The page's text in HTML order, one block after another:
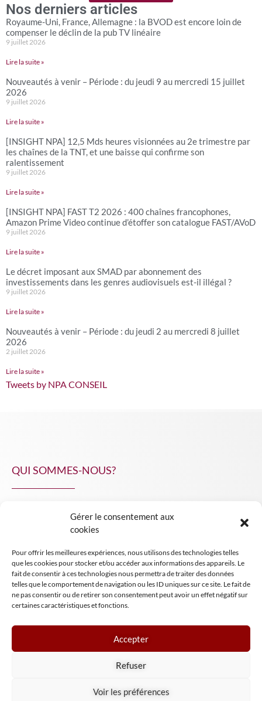
Gérer le consentement aux
cookies
Pour offrir les meilleures expériences, nous utilisons des technologies telles
que les cookies pour stocker et/ou accéder aux informations des appareils. Le
fait de consentir à ces technologies nous permettra de traiter des données
telles que le comportement de navigation ou les ID uniques sur ce site. Le fait de
ne pas consentir ou de retirer son consentement peut avoir un effet négatif sur
certaines caractéristiques et fonctions.
Accepter
Refuser
Voir les préférences
Nos derniers articles
Royaume-Uni, France, Allemagne : la BVOD est encore loin de
compenser le déclin de la pub TV linéaire
9 juillet 2026
Lire la suite »
Nouveautés à venir – Période : du jeudi 9 au mercredi 15 juillet
2026
9 juillet 2026
Lire la suite »
[INSIGHT NPA] 12,5 Mds heures visionnées au 2e trimestre par
les chaînes de la TNT, et une baisse qui confirme son
ralentissement
9 juillet 2026
Lire la suite »
[INSIGHT NPA] FAST T2 2026 : 400 chaînes francophones,
Amazon Prime Video continue d’étoffer son catalogue FAST/AVoD
9 juillet 2026
Lire la suite »
Le décret imposant aux SMAD par abonnement des
investissements dans les genres audiovisuels est-il illégal ?
9 juillet 2026
Lire la suite »
Nouveautés à venir – Période : du jeudi 2 au mercredi 8 juillet
2026
2 juillet 2026
Lire la suite »
Tweets by NPA CONSEIL
QUI SOMMES-NOUS?
INSIGHT NPA
Mentions légales
Tous droits réservés NPA Conseil